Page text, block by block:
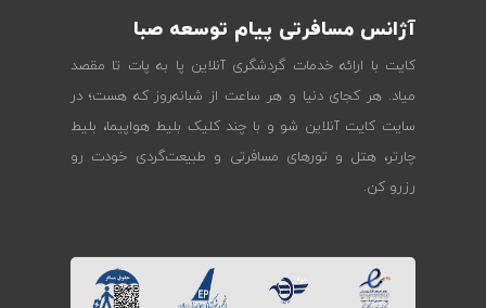
آژانس مسافرتی پیام توسعه صبا
کایت با ارائه خدمات گردشگری آنلاین پا به پات تا مقصد
میاد. هر کجای دنیا و هر ساعت از شبانه‌روز که هست؛ در
سایت کایت آنلاین شو و با چند کلیک بلیط هواپیما، بلیط
چارتر، هتل و تورهای مسافرتی و طبیعت‌گردی خودت رو
رزرو کن.